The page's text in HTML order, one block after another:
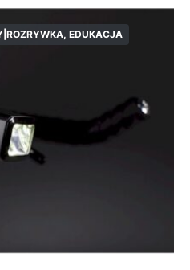
EDUKACJA